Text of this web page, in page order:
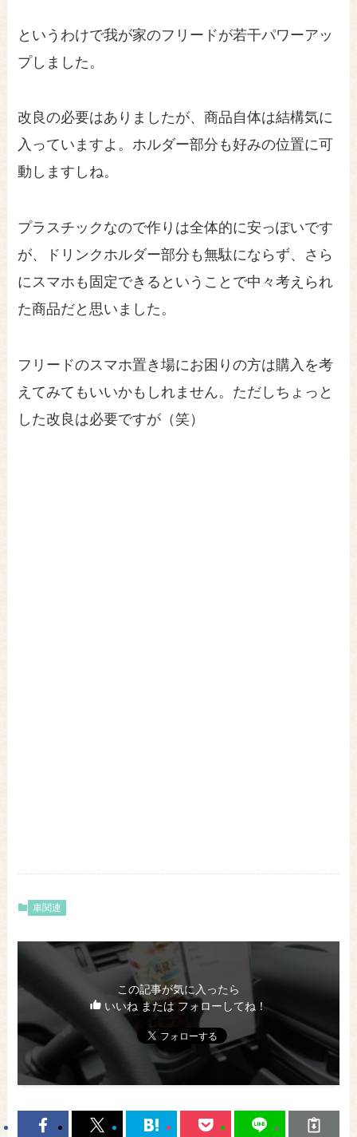
というわけで我が家のフリードが若干パワーアッ
プしました。
改良の必要はありましたが、商品自体は結構気に
入っていますよ。ホルダー部分も好みの位置に可
動しますしね。
プラスチックなので作りは全体的に安っぽいです
が、ドリンクホルダー部分も無駄にならず、さら
にスマホも固定できるということで中々考えられ
た商品だと思いました。
フリードのスマホ置き場にお困りの方は購入を考
えてみてもいいかもしれません。ただしちょっと
した改良は必要ですが（笑）
車関連
この記事が気に入ったら
いいね または フォローしてね！